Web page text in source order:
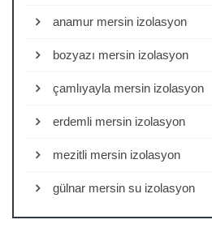
anamur mersin izolasyon
bozyazı mersin izolasyon
çamlıyayla mersin izolasyon
erdemli mersin izolasyon
mezitli mersin izolasyon
gülnar mersin su izolasyon